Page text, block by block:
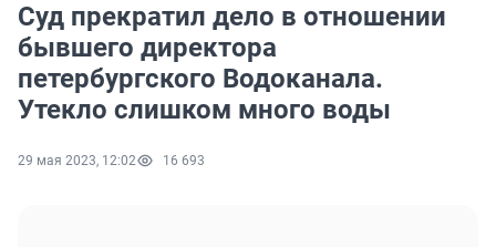
Суд прекратил дело в отношении
бывшего директора
петербургского Водоканала.
Утекло слишком много воды
29 мая 2023, 12:02 16 693